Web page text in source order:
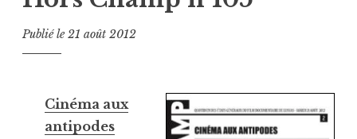
Publié le21 août 2012
Cinéma aux
antipodes